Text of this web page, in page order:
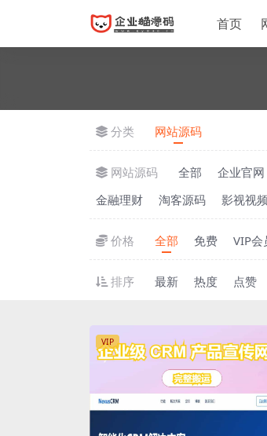
首页
分类 网站源码
网站源码 全部 企业官网
金融理财
淘客源码 影视视频
价格 全部 免费 VIP会
排序 最新 热度 点赞
VIP